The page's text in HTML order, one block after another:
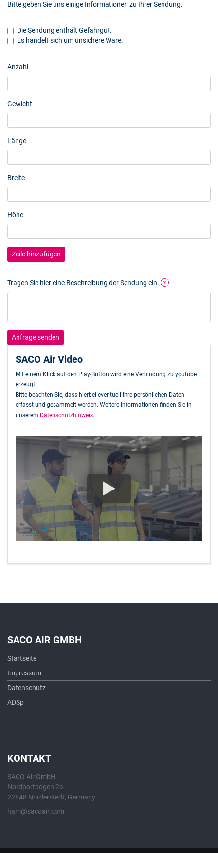
Bitte geben Sie uns einige Informationen zu Ihrer Sendung.
Die Sendung enthält Gefahrgut.
Es handelt sich um unsichere Ware.
Anzahl
Gewicht
Länge
Breite
Höhe
Zeile hinzufügen
Tragen Sie hier eine Beschreibung der Sendung ein. ?
Anfrage senden
SACO Air Video
Mit einem Klick auf den Play-Button wird eine Verbindung zu youtube
erzeugt.
Bitte beachten Sie, dass hierbei eventuell Ihre persönlichen Daten
erfasst und gesammelt werden. Weitere Informationen finden Sie in
unserem Datenschutzhinweis.
SACO AIR GMBH
Startseite
Impressum
Datenschutz
ADSp
KONTAKT
SACO Air GmbH
Nordportbogen 2a
22848 Norderstedt, Germany
ham@sacoair.com